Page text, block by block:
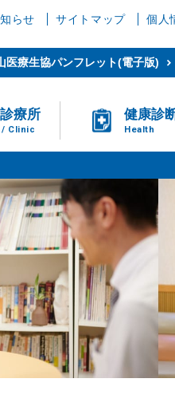
らせ サイトマップ 個人
医療生協パンフレット(電子版)
療所
/ Clinic
健康診
Health